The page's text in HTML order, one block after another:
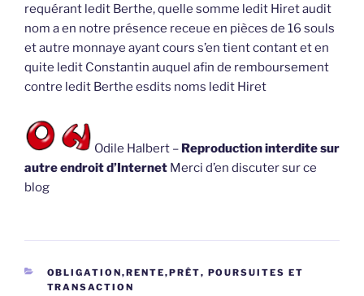
requérant ledit Berthe, quelle somme ledit Hiret audit
nom a en notre présence receue en pièces de 16 souls
et autre monnaye ayant cours s’en tient contant et en
quite ledit Constantin auquel afin de remboursement
contre ledit Berthe esdits noms ledit Hiret
Odile Halbert – Reproduction interdite sur
autre endroit d’Internet Merci d’en discuter sur ce
blog
CATÉGORIES
OBLIGATION,RENTE,PRÊT, POURSUITES ET
TRANSACTION